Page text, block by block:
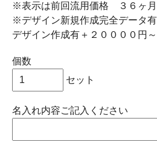
※表示は前回流用価格 ３６ヶ月
※デザイン新規作成完全データ
デザイン作成有＋２００００円～
個数
セット
名入れ内容ご記入ください